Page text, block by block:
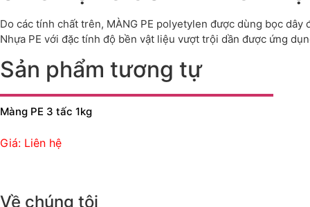
Do các tính chất trên, MÀNG PE polyetylen được dùng bọc
Nhựa PE với đặc tính độ bền vật liệu vượt trội dần được ứng
Sản phẩm tương tự
Màng PE 3 tấc 1kg
Giá: Liên hệ
Về chúng tôi